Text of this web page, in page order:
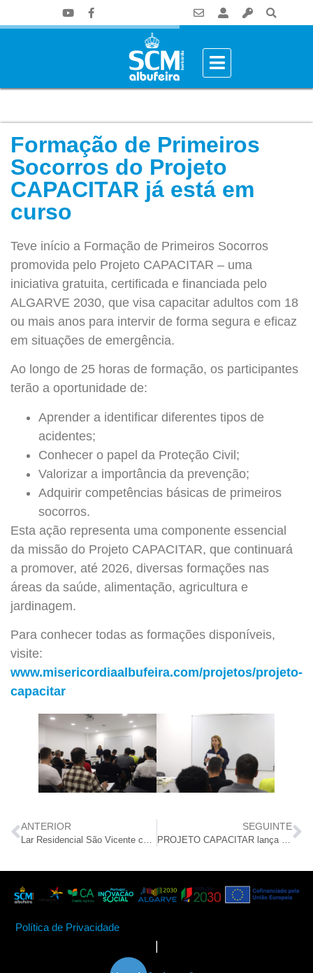
Formação de Primeiros
Socorros do Projeto
CAPACITAR já está em
curso
Teve início a Formação de Primeiros Socorros
promovida pelo Projeto CAPACITAR – uma
iniciativa gratuita, certificada e financiada pelo
ALGARVE 2030, que visa capacitar adultos com 18
ou mais anos para intervir de forma segura e eficaz
em situações de emergência.
Ao longo de 25 horas de formação, os participantes
terão a oportunidade de:
Aprender a identificar diferentes tipos de
acidentes;
Conhecer o papel da Proteção Civil;
Valorizar a importância da prevenção;
Adquirir competências básicas de primeiros
socorros.
Esta ação representa uma componente essencial
da missão do Projeto CAPACITAR, que continuará
a promover, até 2026, diversas formações nas
áreas da saúde, alimentação, agricultura e
jardinagem.
Para conhecer todas as formações disponíveis,
visite:
www.misericordiaalbufeira.com/projetos/projeto-
capacitar
ANTERIOR
Lar Residencial São Vicente celebra mais um ano de vida com convívio especial
SEGUINTE
PROJETO CAPACITAR lança nova formação gratuita em Técnicas de Posicionamento, Mobilidade, Transferência e Transporte
Política de Privacidade
|